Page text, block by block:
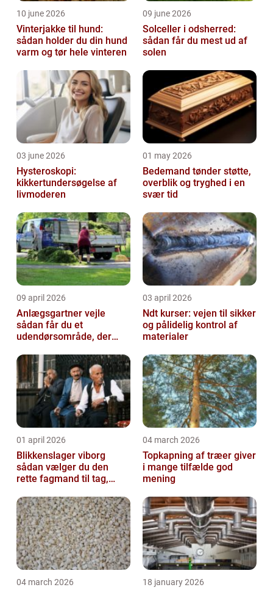
10 june 2026
Vinterjakke til hund:
sådan holder du din hund
varm og tør hele vinteren
09 june 2026
Solceller i odsherred:
sådan får du mest ud af
solen
03 june 2026
Hysteroskopi:
kikkertundersøgelse af
livmoderen
01 may 2026
Bedemand tønder støtte,
overblik og tryghed i en
svær tid
09 april 2026
Anlægsgartner vejle
sådan får du et
udendørsområde, der
03 april 2026
Ndt kurser: vejen til sikker
og pålidelig kontrol af
materialer
01 april 2026
Blikkenslager viborg
sådan vælger du den
rette fagmand til tag,
04 march 2026
Topkapning af træer giver
i mange tilfælde god
mening
04 march 2026 18 january 2026